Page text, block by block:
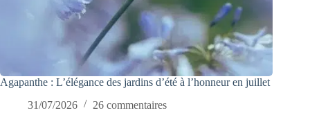
Agapanthe : L’élégance des jardins d’été à l’honneur en juillet
31/07/2026
26 commentaires